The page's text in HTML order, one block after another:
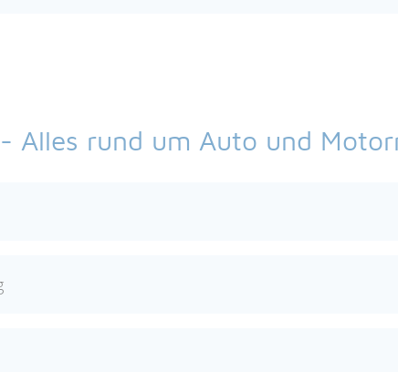
Alles rund um Auto und